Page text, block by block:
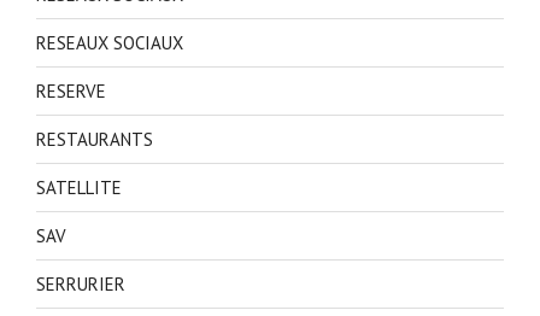
RESEAUX SOCIAUX
RESERVE
RESTAURANTS
SATELLITE
SAV
SERRURIER